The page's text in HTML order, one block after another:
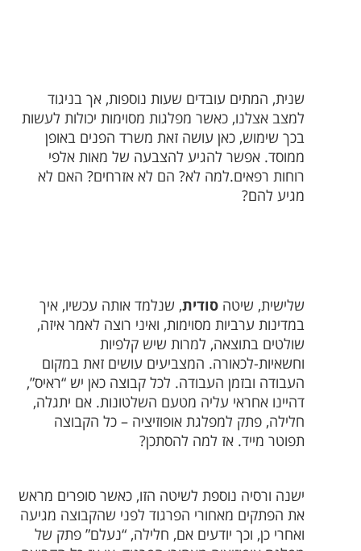
שנית, המתים עובדים שעות נוספות, אך בניגוד
למצב אצלנו, כאשר מפלגות מסוימות יכולות לעשות
בכך שימוש, כאן עושה זאת משרד הפנים באופן
ממוסד. אפשר להגיע להצבעה של מאות אלפי
רוחות רפאים.למה לא? הם לא אזרחים? האם לא
מגיע להם?
שלישית, שיטה סודית, שנלמד אותה עכשיו, איך
במדינות ערביות מסוימות, ואיני רוצה לאמר איזה,
שולטים בתוצאה, למרות שיש קלפיות
וחשאיות-לכאורה. המצביעים עושים זאת במקום
העבודה ובזמן העבודה. לכל קבוצה כאן יש “ראיס”,
דהיינו אחראי עליה מטעם השלטונות. אם יתגלה,
חלילה, פתק למפלגת אופוזיציה – כל הקבוצה
תפוטר מייד. אז למה להסתכן?
ישנה ורסיה נוספת לשיטה הזו, כאשר סופרים מראש
את הפתקים מאחורי הפרגוד לפני שהקבוצה מגיעה
ואחרי כן, וכך יודעים אם, חלילה, “נעלם” פתק של